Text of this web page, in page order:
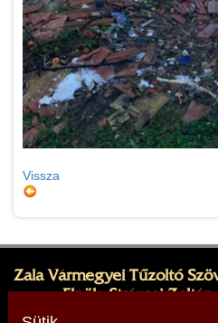
Vissza
Zala Vármegyei Tűzoltó
Elnök: Strázsai Zoltán
Cím: 8380 Hévíz, Sugár